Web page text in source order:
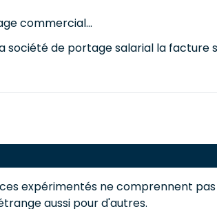
commercial...
société de portage salarial la facture
expérimentés ne comprennent
aussi pour d'autres.